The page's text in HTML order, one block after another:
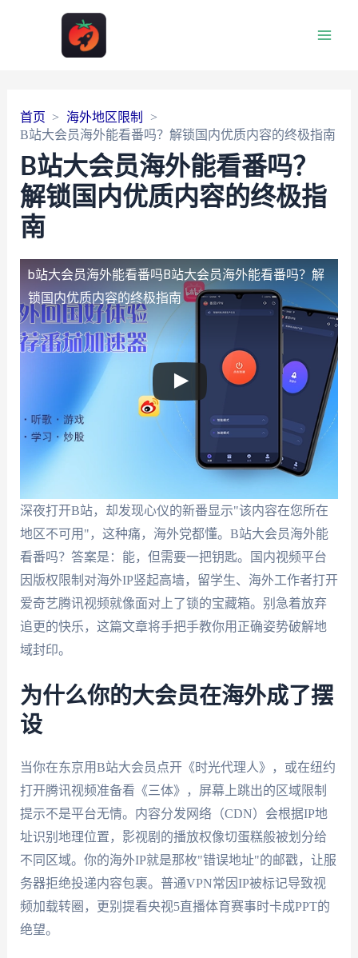
首页
海外地区限制
B站大会员海外能看番吗？解锁国内优质内容的终极指南
B站大会员海外能看番吗？
解锁国内优质内容的终极指
南
b站大会员海外能看番吗B站大会员海外能看番吗？解
锁国内优质内容的终极指南
深夜打开B站，却发现心仪的新番显示"该内容在您所在
地区不可用"，这种痛，海外党都懂。B站大会员海外能
看番吗？答案是：能，但需要一把钥匙。国内视频平台
因版权限制对海外IP竖起高墙，留学生、海外工作者打开
爱奇艺腾讯视频就像面对上了锁的宝藏箱。别急着放弃
追更的快乐，这篇文章将手把手教你用正确姿势破解地
域封印。
为什么你的大会员在海外成了摆
设
当你在东京用B站大会员点开《时光代理人》，或在纽约
打开腾讯视频准备看《三体》，屏幕上跳出的区域限制
提示不是平台无情。内容分发网络（CDN）会根据IP地
址识别地理位置，影视剧的播放权像切蛋糕般被划分给
不同区域。你的海外IP就是那枚"错误地址"的邮戳，让服
务器拒绝投递内容包裹。普通VPN常因IP被标记导致视
频加载转圈，更别提看央视5直播体育赛事时卡成PPT的
绝望。